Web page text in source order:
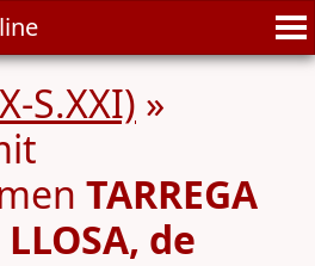
S.XXI) »
TARREGA
de